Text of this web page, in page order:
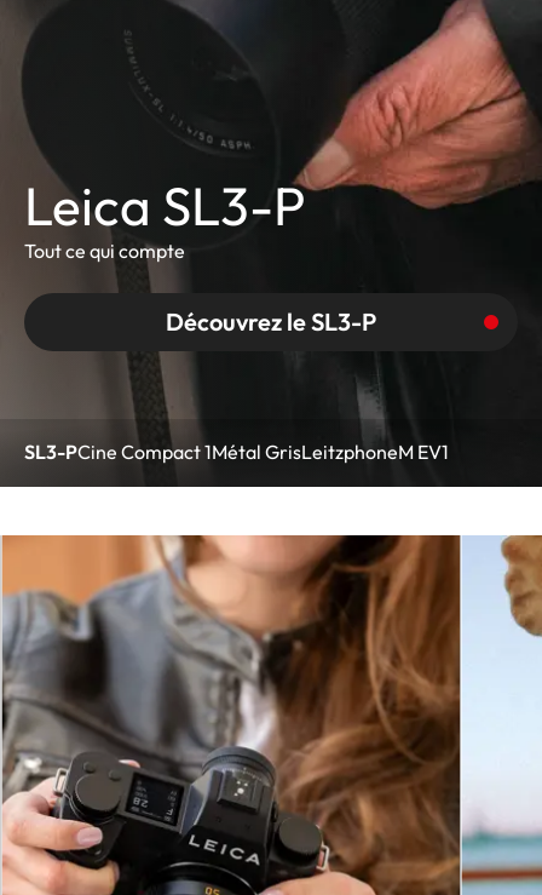
Leica SL3-P
Tout ce qui compte
Découvrez le SL3-P
SL3-PCine Compact 1Métal GrisLeitzphoneM EV1